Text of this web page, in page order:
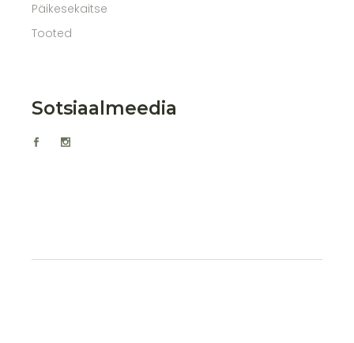
Päikesekaitse
Tooted
Sotsiaalmeedia